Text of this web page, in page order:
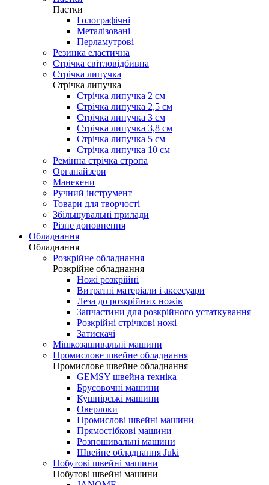
Паєтки
Голографічні
Металізовані
Перламутрові
Резинка еластична
Стрічка світловідбивна
Стрічка липучка
Стрічка липучка
Стрічка липучка 2 см
Стрічка липучка 2,5 см
Стрічка липучка 3 см
Стрічка липучка 3,8 см
Стрічка липучка 5 см
Стрічка липучка 10 см
Ремінна стрічка стропа
Органайзери
Манекени
Ручний інструмент
Товари для творчості
Збільшувальні прилади
Різне доповнення
Обладнання
Обладнання
Розкрійне обладнання
Розкрійне обладнання
Ножі розкрійні
Витратні матеріали і аксесуари
Леза до розкрійних ножів
Запчастини для розкрійного устаткування
Розкрійні стрічкові ножі
Затискачі
Мішкозашивальні машини
Промислове швейне обладнання
Промислове швейне обладнання
GEMSY швейна техніка
Брусовочні машини
Кушнірські машини
Оверлоки
Промислові швейні машини
Прямостібкові машини
Розпошивальні машини
Швейне обладнання Juki
Побутові швейні машини
Побутові швейні машини